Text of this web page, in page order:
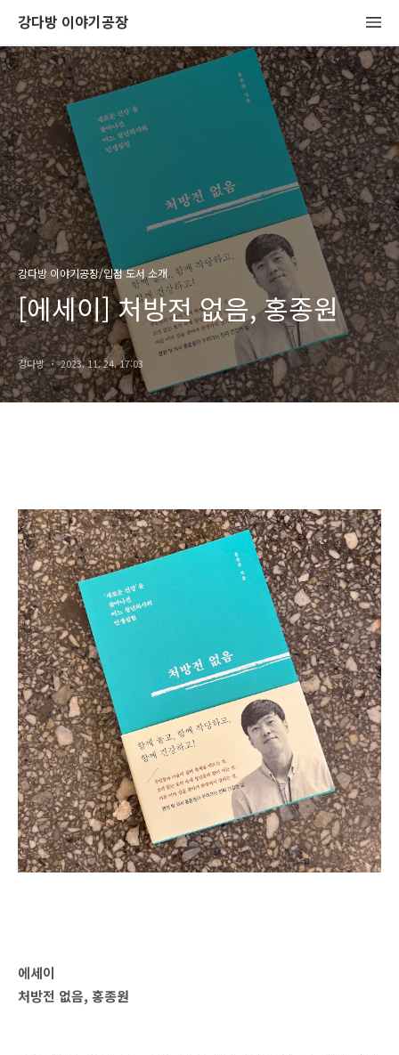
강다방 이야기공장
강다방 이야기공장/입점 도서 소개
[에세이] 처방전 없음, 홍종원
강다방 2023. 11. 24. 17:03
에세이
처방전 없음, 홍종원